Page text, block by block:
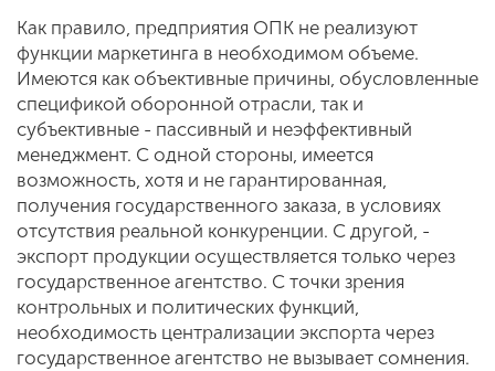
Как правило, предприятия ОПК не реализуют
функции маркетинга в необходимом объеме.
Имеются как объективные причины, обусловленные
спецификой оборонной отрасли, так и
субъективные - пассивный и неэффективный
менеджмент. С одной стороны, имеется
возможность, хотя и не гарантированная,
получения государственного заказа, в условиях
отсутствия реальной конкуренции. С другой, -
экспорт продукции осуществляется только через
государственное агентство. С точки зрения
контрольных и политических функций,
необходимость централизации экспорта через
государственное агентство не вызывает сомнения.